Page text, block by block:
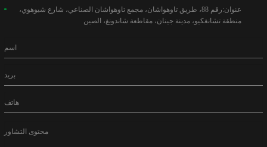
عنوان:
رقم 88، ​​طريق تاوهواشان، مجمع تاوهواشان الصناعي، شارع شيوهوي،
منطقة تشانغكيو، مدينة جينان، مقاطعة شاندونغ، الصين
اسم
بريد
هاتف
محتوى التشاور